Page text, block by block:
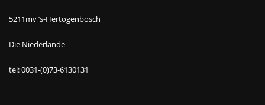
5211mv ’s-Hertogenbosch
Die Niederlande
tel: 0031-(0)73-6130131